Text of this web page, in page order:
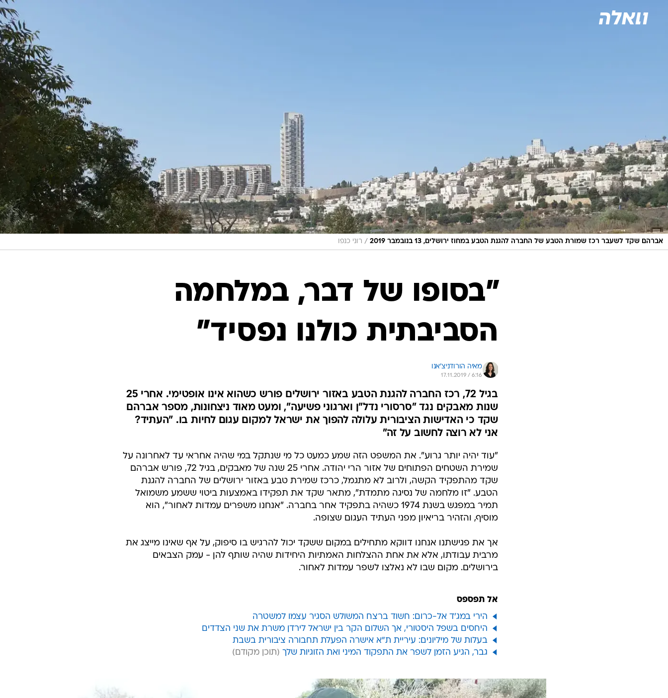
אברהם שקד לשעבר רכז שמורת הטבע של החברה להגנת הטבע במחוז ירושלים, 13 בנובמבר 2019 / רוני כנפו
"בסופו של דבר, במלחמה
הסביבתית כולנו נפסיד"
מאיה הורודניצ'אנו
17.11.2019 / 6:16
בגיל 72, רכז החברה להגנת הטבע באזור ירושלים פורש כשהוא אינו אופטימי. אחרי 25
שנות מאבקים נגד "סרסורי נדל"ן וארגוני פשיעה", ומעט מאוד ניצחונות, מספר אברהם
שקד כי האדישות הציבורית עלולה להפוך את ישראל למקום עגום לחיות בו. "העתיד?
אני לא רוצה לחשוב על זה"
"עוד יהיה יותר גרוע". את המשפט הזה שמע כמעט כל מי שנתקל במי שהיה אחראי עד לאחרונה על
שמירת השטחים הפתוחים של אזור הרי יהודה. אחרי 25 שנה של מאבקים, בגיל 72, פורש אברהם
שקד מהתפקיד הקשה, ולרוב לא מתגמל, כרכז שמירת טבע באזור ירושלים של החברה להגנת
הטבע. "זו מלחמה של נסיגה מתמדת", מתאר שקד את תפקידו באמצעות ביטוי ששמע משמואל
תמיר במפגש בשנת 1974 כשהיה בתפקיד אחר בחברה. "אנחנו משפרים עמדות לאחור", הוא
מוסיף, והזהיר בריאיון מפני העתיד העגום שצופה.
אך את פגישתנו אנחנו דווקא מתחילים במקום ששקד יכול להרגיש בו סיפוק, על אף שאינו מייצג את
מרבית עבודתו, אלא את אחת ההצלחות האמתיות היחידות שהיה שותף להן - עמק הצבאים
בירושלים. מקום שבו לא נאלצו לשפר עמדות לאחור.
אל תפספס
הירי במג'ד אל-כרום: חשוד ברצח המשולש הסגיר עצמו למשטרה
היחסים בשפל היסטורי, אך השלום הקר בין ישראל לירדן משרת את שני הצדדים
בעלות של מיליונים: עיריית ת"א אישרה הפעלת תחבורה ציבורית בשבת
גבר, הגיע הזמן לשפר את התפקוד המיני ואת הזוגיות שלך